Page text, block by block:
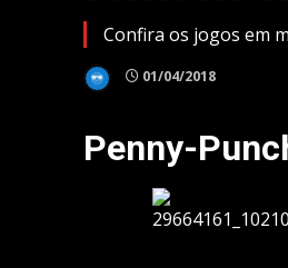
Confira os jogos em
01/04/2018
Penny-